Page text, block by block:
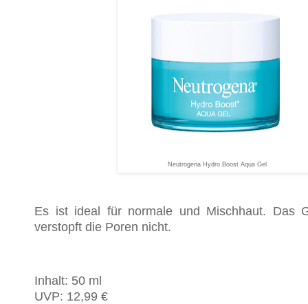
Neutrogena Hydro Boost Aqua Gel
Es ist ideal für normale und Mischhaut. Das
verstopft die Poren nicht.
Inhalt: 50 ml
UVP: 12,99 €